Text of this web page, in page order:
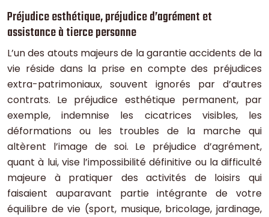
Préjudice esthétique, préjudice d’agrément et
assistance à tierce personne
L’un des atouts majeurs de la garantie accidents de la
vie réside dans la prise en compte des préjudices
extra-patrimoniaux, souvent ignorés par d’autres
contrats. Le préjudice esthétique permanent, par
exemple, indemnise les cicatrices visibles, les
déformations ou les troubles de la marche qui
altèrent l’image de soi. Le préjudice d’agrément,
quant à lui, vise l’impossibilité définitive ou la difficulté
majeure à pratiquer des activités de loisirs qui
faisaient auparavant partie intégrante de votre
équilibre de vie (sport, musique, bricolage, jardinage,